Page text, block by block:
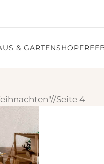
& GARTENSHOP
/ Seite 4